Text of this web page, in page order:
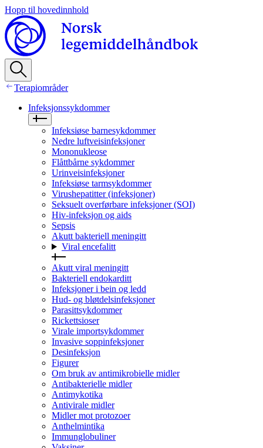
Hopp til hovedinnhold
Terapiområder
Infeksjonssykdommer
Infeksiøse barnesykdommer
Nedre luftveisinfeksjoner
Mononukleose
Flåttbårne sykdommer
Urinveisinfeksjoner
Infeksiøse tarmsykdommer
Virushepatitter (infeksjoner)
Seksuelt overførbare infeksjoner (SOI)
Hiv‑infeksjon og aids
Sepsis
Akutt bakteriell meningitt
Viral encefalitt
Akutt viral meningitt
Bakteriell endokarditt
Infeksjoner i bein og ledd
Hud- og bløtdelsinfeksjoner
Parasittsykdommer
Rickettsioser
Virale importsykdommer
Invasive soppinfeksjoner
Desinfeksjon
Figurer
Om bruk av antimikrobielle midler
Antibakterielle midler
Antimykotika
Antivirale midler
Midler mot protozoer
Anthelmintika
Immunglobuliner